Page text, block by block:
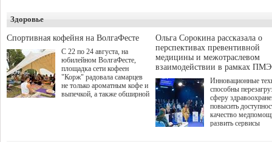
а сам он
Здоровье
Спортивная кофейня на ВолгаФесте
С 22 по 24 августа, на
юбилейном ВолгаФесте,
площадка сети кофеен
"Корж" радовала самарцев
не только ароматным кофе и
выпечкой, а также обширной
Ольга Сорокина рассказала о
перспективах превентивной
медицины и межотраслевом
взаимодействии в рамках
Инновационные
способны
сферу
повысить
качество
развить сервисы